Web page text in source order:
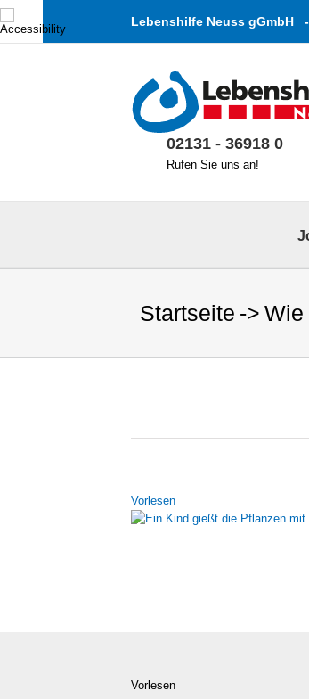
Zum
Inhalt
springen
Lebenshilfe Neuss
02131 - 36918 0
Rufen Sie uns an!
Startseite Wie
Vor­le­sen
Vorlesen